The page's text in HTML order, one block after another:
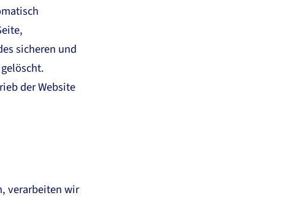
sicheren und
der Website
verarbeiten wir